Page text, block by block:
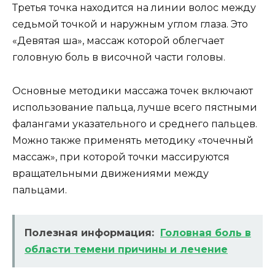
Третья точка находится на линии волос между
седьмой точкой и наружным углом глаза. Это
«Девятая ша», массаж которой облегчает
головную боль в височной части головы.
Основные методики массажа точек включают
использование пальца, лучше всего пястными
фалангами указательного и среднего пальцев.
Можно также применять методику «точечный
массаж», при которой точки массируются
вращательными движениями между
пальцами.
Полезная информация: Головная боль в
области темени причины и лечение